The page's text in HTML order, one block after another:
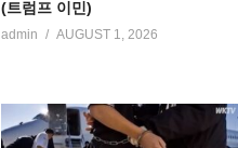
(트럼프 이민)
admin AUGUST 1, 2026